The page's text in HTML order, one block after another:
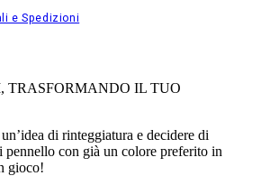
e Spedizioni
TRASFORMANDO IL TUO
di rinteggiatura e decidere di
pennello con già un colore preferito in
gioco!